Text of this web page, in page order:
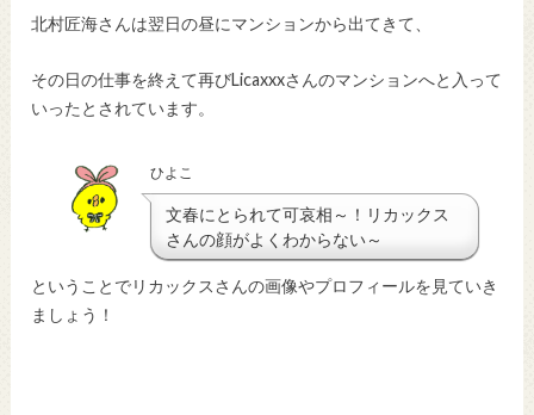
北村匠海さんは翌日の昼にマンションから出てきて、
その日の仕事を終えて再びLicaxxxさんのマンションへと入って
いったとされています。
ひよこ
文春にとられて可哀相～！リカックス
さんの顔がよくわからない～
ということでリカックスさんの画像やプロフィールを見ていき
ましょう！